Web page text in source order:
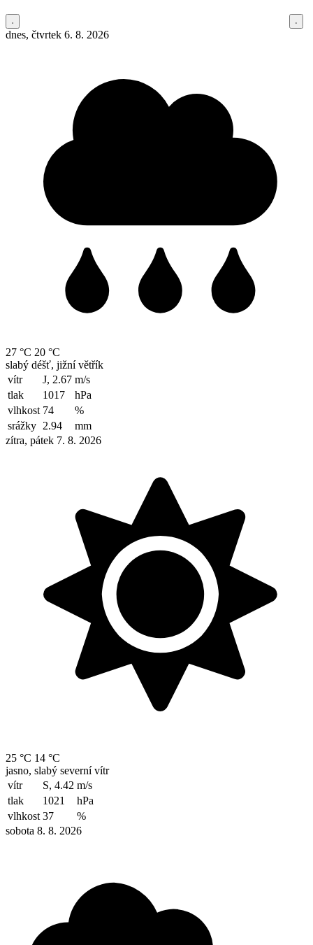
dnes, čtvrtek 6. 8. 2026
27 °C 20 °C
slabý déšť, jižní větřík
vítr
J, 2.67 m/s
tlak
1017
hPa
vlhkost 74
%
srážky 2.94
mm
zítra, pátek 7. 8. 2026
25 °C 14 °C
jasno, slabý severní vítr
vítr
S, 4.42 m/s
tlak
1021
hPa
vlhkost 37
%
sobota 8. 8. 2026